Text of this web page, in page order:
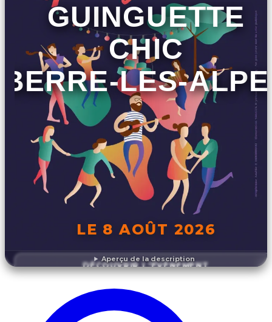
Aperçu de la description
GUINGUETTE
CHIC
BERRE-LES-
LE 8 AOÛT 2026
DÉCOUVRIR L'ÉVÉNEMENT